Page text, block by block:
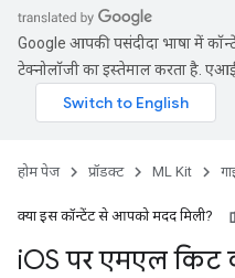
Google आपकी पसंदीदा भाषा में
टेक्नोलॉजी का इस्तेमाल करता है.
होम पेज प्रॉडक्ट ML Kit
क्या इस कॉन्टेंट से आपको मदद मिली?
iOS पर एमएल किट